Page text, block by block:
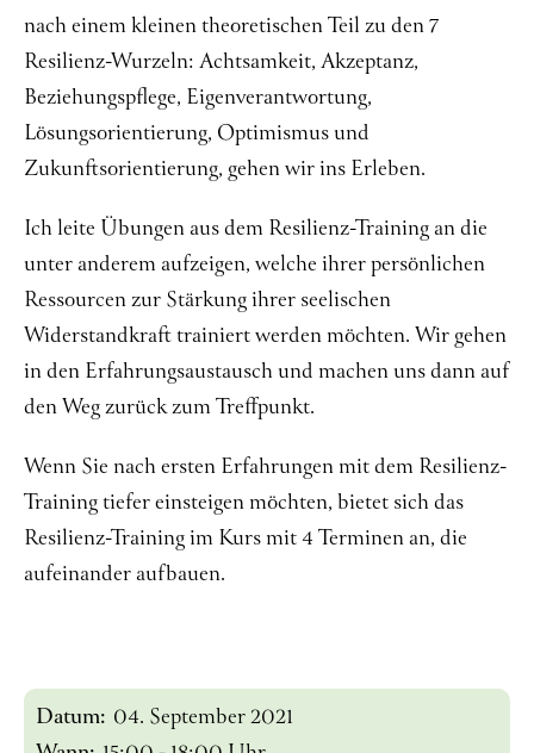
nach einem kleinen theoretischen Teil zu den 7
Resilienz-Wurzeln: Achtsamkeit, Akzeptanz,
Beziehungspflege, Eigenverantwortung,
Lösungsorientierung, Optimismus und
Zukunftsorientierung, gehen wir ins Erleben.
Ich leite Übungen aus dem Resilienz-Training an die
unter anderem aufzeigen, welche ihrer persönlichen
Ressourcen zur Stärkung ihrer seelischen
Widerstandkraft trainiert werden möchten. Wir gehen
in den Erfahrungsaustausch und machen uns dann auf
den Weg zurück zum Treffpunkt.
Wenn Sie nach ersten Erfahrungen mit dem Resilienz-
Training tiefer einsteigen möchten, bietet sich das
Resilienz-Training im Kurs mit 4 Terminen an, die
aufeinander aufbauen.
Datum: 04. September 2021